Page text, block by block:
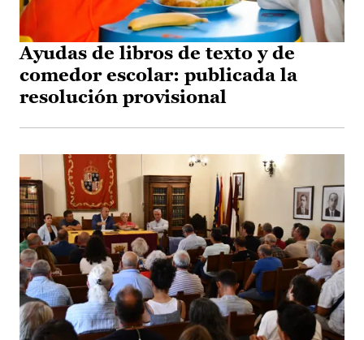
Ayudas de libros de texto y de
comedor escolar: publicada la
resolución provisional